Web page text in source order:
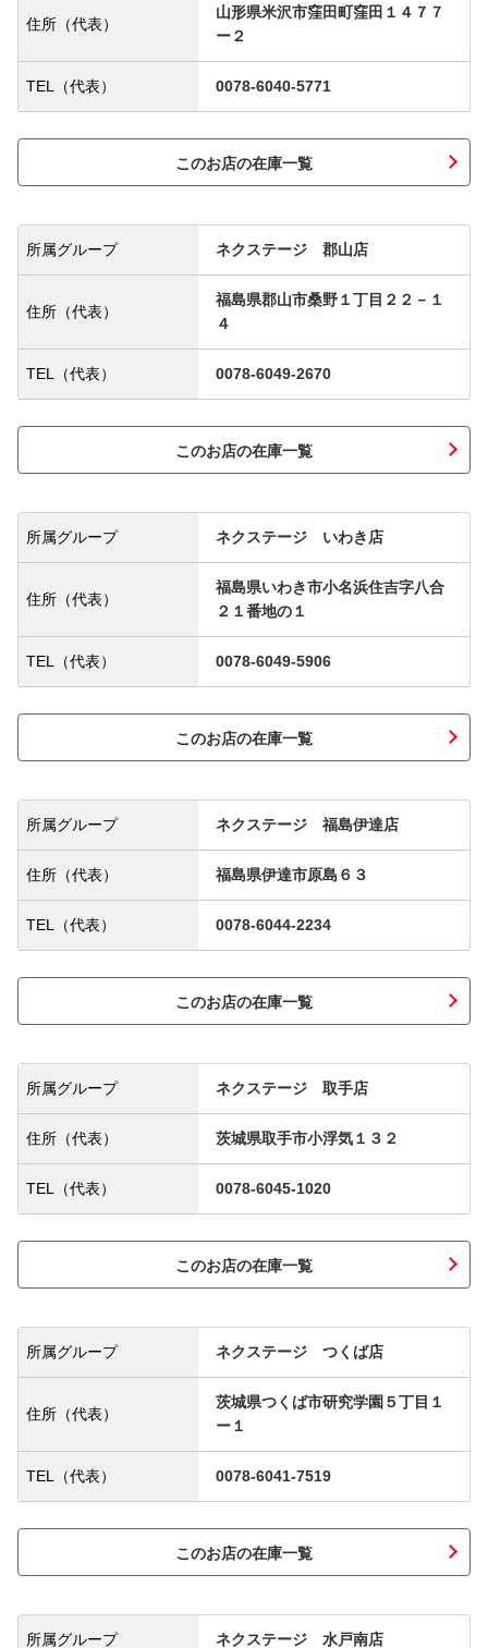
住所（代表）
山形県米沢市窪田町窪田１４７７
ー２
TEL（代表） 0078-6040-5771
このお店の在庫一覧
所属グループ ネクステージ 郡山店
住所（代表）
福島県郡山市桑野１丁目２２－１
４
TEL（代表） 0078-6049-2670
このお店の在庫一覧
所属グループ ネクステージ いわき店
住所（代表）
福島県いわき市小名浜住吉字八合
２１番地の１
TEL（代表） 0078-6049-5906
このお店の在庫一覧
所属グループ ネクステージ 福島伊達店
住所（代表） 福島県伊達市原島６３
TEL（代表） 0078-6044-2234
このお店の在庫一覧
所属グループ ネクステージ 取手店
住所（代表） 茨城県取手市小浮気１３２
TEL（代表） 0078-6045-1020
このお店の在庫一覧
所属グループ ネクステージ つくば店
住所（代表）
茨城県つくば市研究学園５丁目１
ー１
TEL（代表） 0078-6041-7519
このお店の在庫一覧
所属グループ ネクステージ 水戸南店